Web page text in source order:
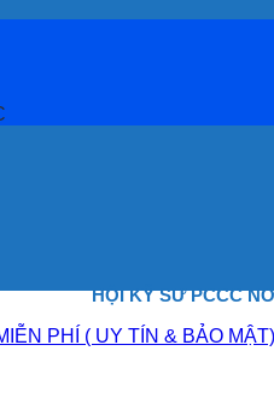
HỘI KỸ SƯ PCCC
PHÍ ( UY TÍN & BẢO